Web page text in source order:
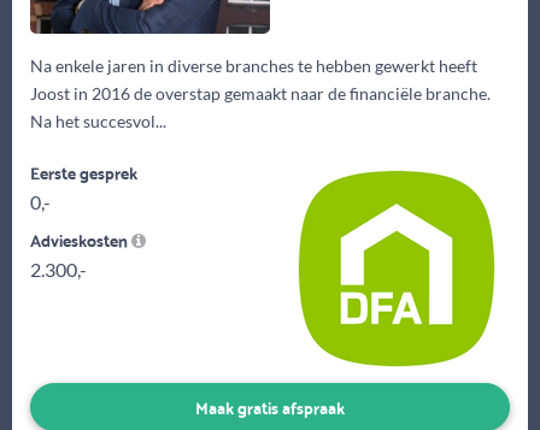
Na enkele jaren in diverse branches te hebben gewerkt heeft
Joost in 2016 de overstap gemaakt naar de financiële branche.
Na het succesvol...
Eerste gesprek
0,-
Advieskosten
2.300,-
Maak gratis afspraak